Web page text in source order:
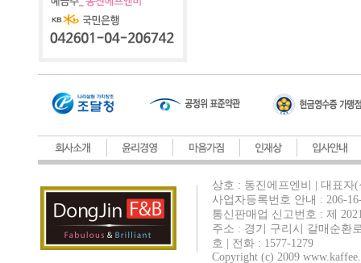
상호 : 동진에프엔비 | 대표
사업자등록번호 안내 : 206-
통신판매업 신고번호 : 제
주소 : 경기 구리시 갈매순환
호 | 전화 : 1577-1279
Copyright (c) 2009